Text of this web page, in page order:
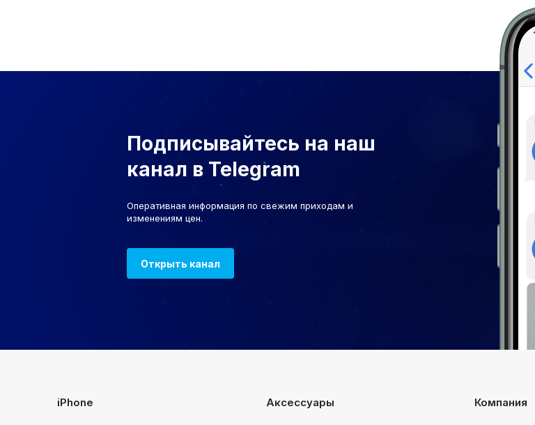
Подписывайтесь на наш
канал в Telegram
Оперативная информация по свежим приходам и
изменениям цен.
Открыть канал
iPhone Аксессуары Компания